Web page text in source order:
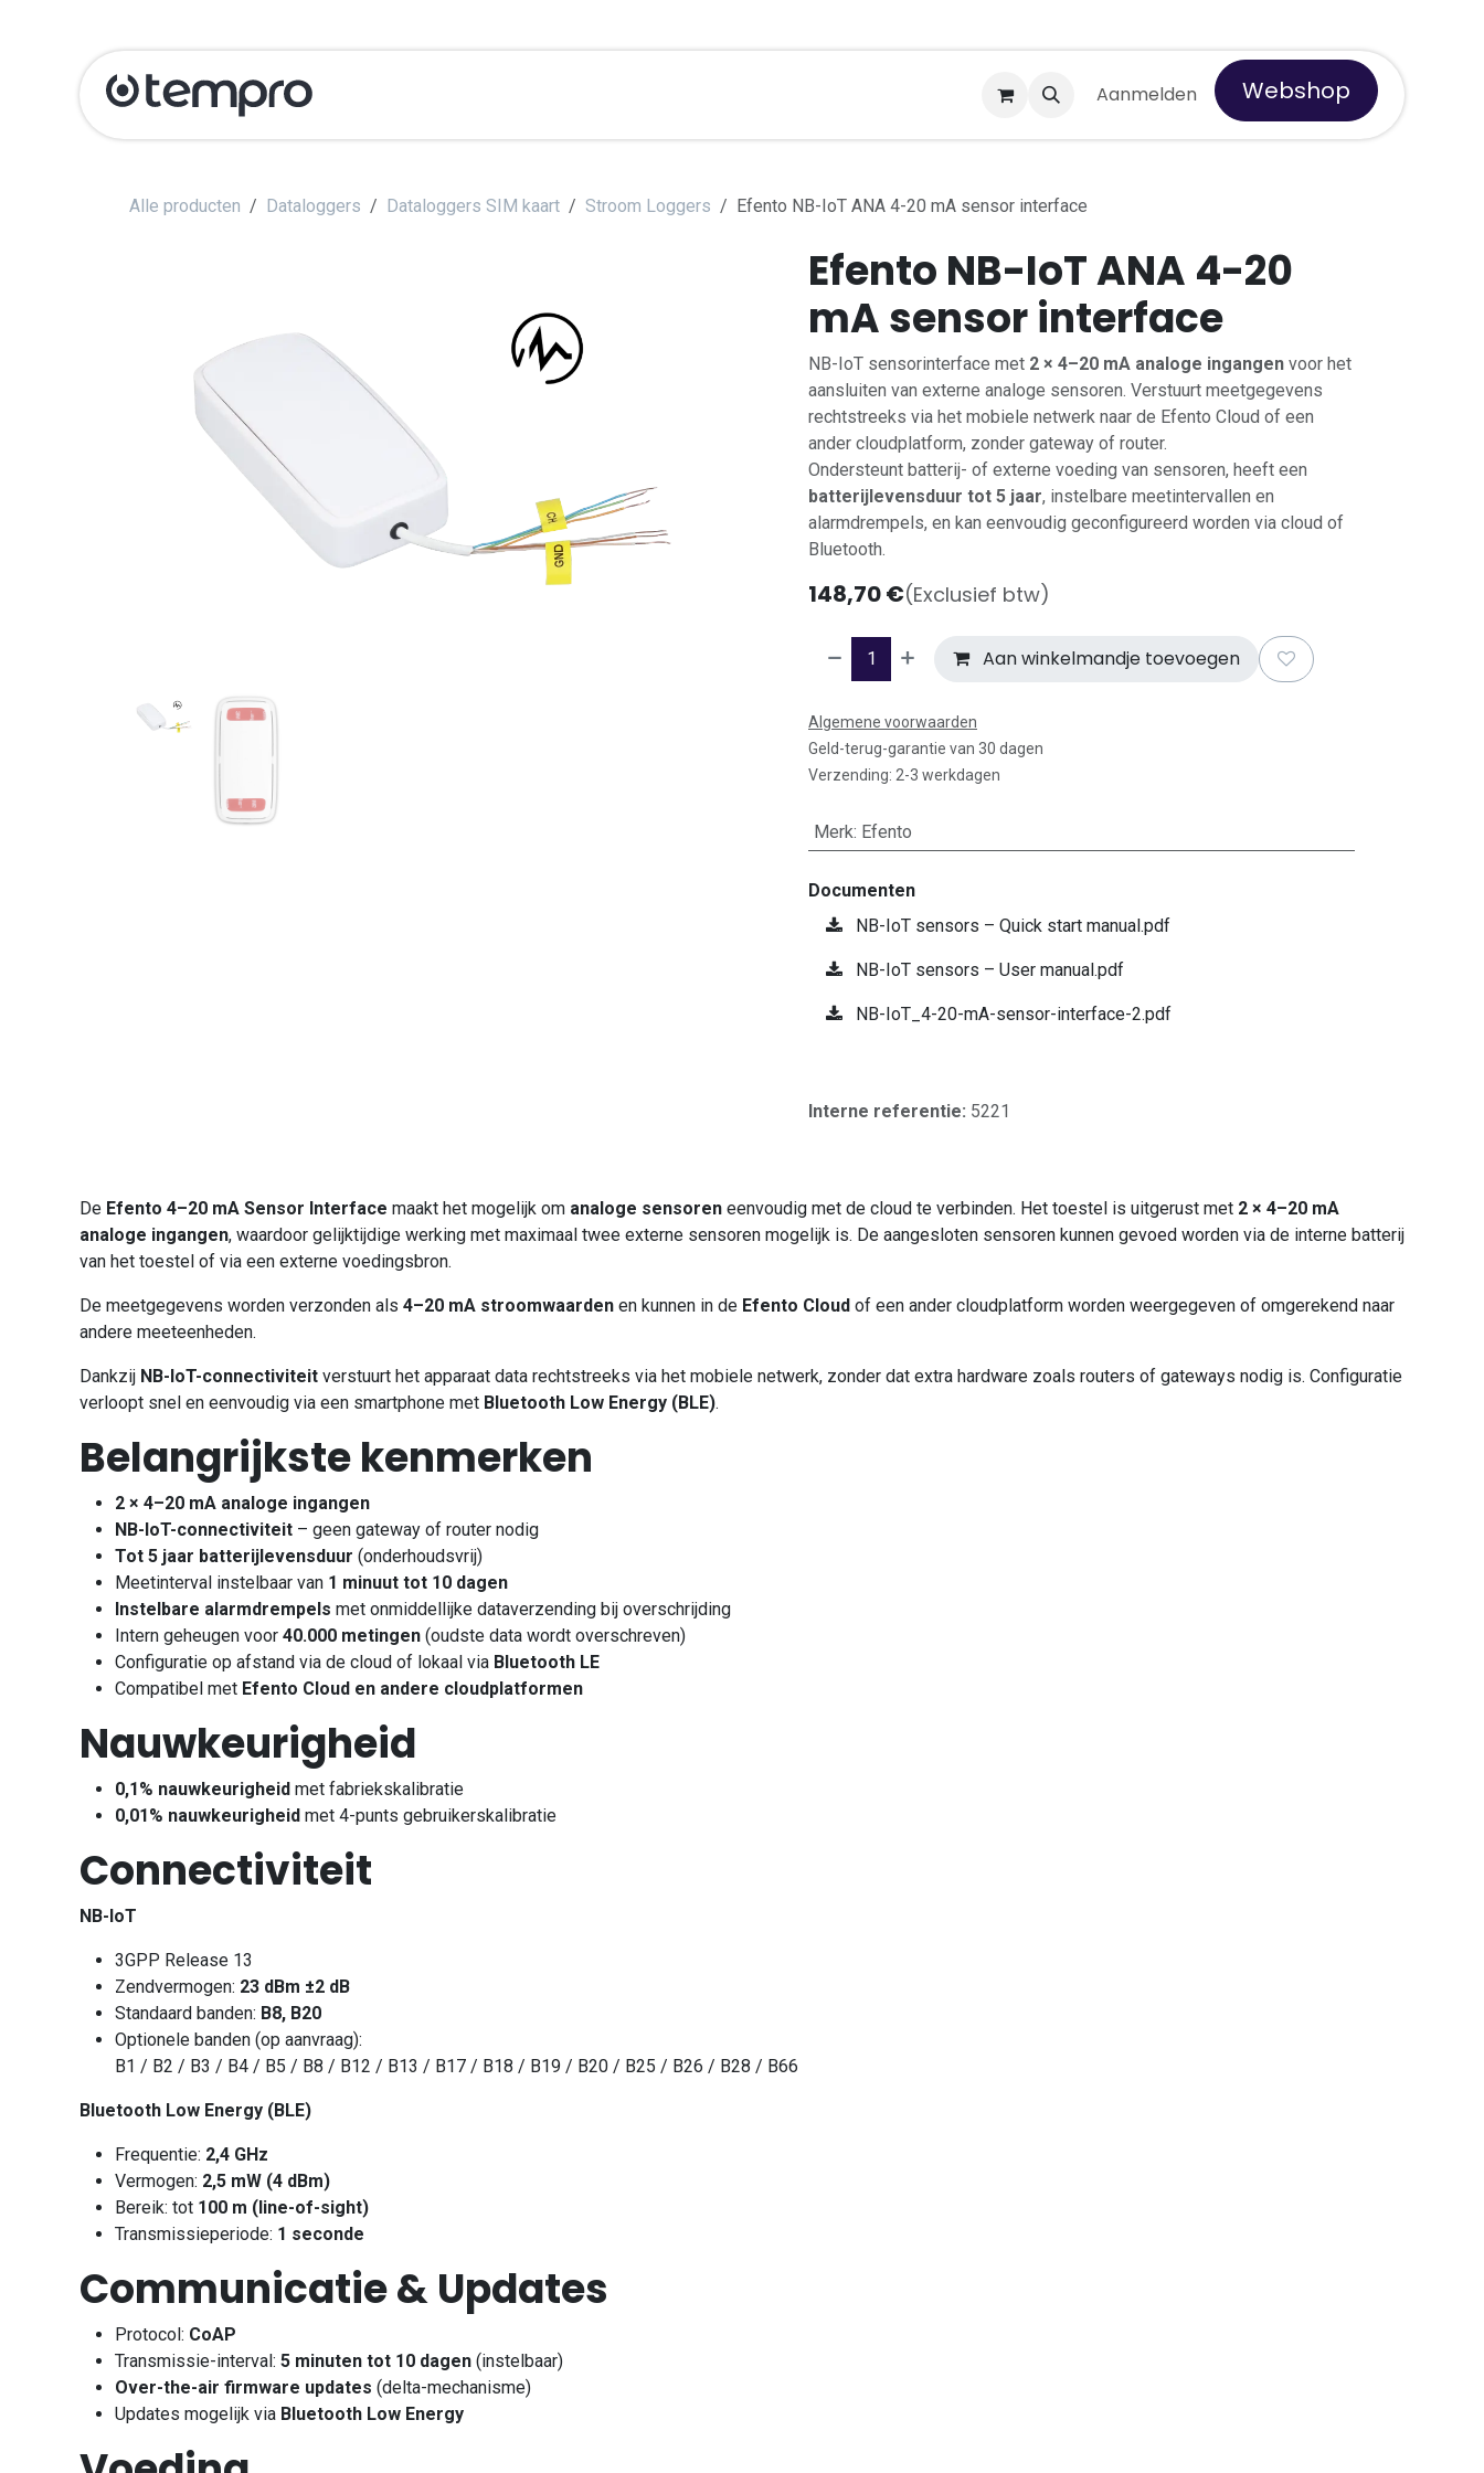
Overslaan naar inhoud
Over Tempro Aanmelden Webshop
Alle producten Dataloggers Dataloggers SIM kaart Stroom Loggers Efento NB-IoT ANA 4-20 mA sensor interface
Efento NB-IoT ANA 4-20
mA sensor interface
NB-IoT sensorinterface met 2 × 4–20 mA analoge ingangen voor het
aansluiten van externe analoge sensoren. Verstuurt meetgegevens
rechtstreeks via het mobiele netwerk naar de Efento Cloud of een
ander cloudplatform, zonder gateway of router.
Ondersteunt batterij- of externe voeding van sensoren, heeft een
batterijlevensduur tot 5 jaar, instelbare meetintervallen en
alarmdrempels, en kan eenvoudig geconfigureerd worden via cloud of
Bluetooth.
148,70€(Exclusief btw)
Aan winkelmandje toevoegen
Algemene voorwaarden
Geld-terug-garantie van 30 dagen
Verzending: 2-3 werkdagen
Merk: Efento
Documenten
NB-IoT sensors – Quick start manual.pdf
NB-IoT sensors – User manual.pdf
NB-IoT_4-20-mA-sensor-interface-2.pdf
Interne referentie: 5221
De Efento 4–20 mA Sensor Interface maakt het mogelijk om analoge sensoren eenvoudig met de cloud te verbinden. Het toestel is uitgerust met 2 × 4–20 mA
analoge ingangen, waardoor gelijktijdige werking met maximaal twee externe sensoren mogelijk is. De aangesloten sensoren kunnen gevoed worden via de interne batterij
van het toestel of via een externe voedingsbron.
De meetgegevens worden verzonden als 4–20 mA stroomwaarden en kunnen in de Efento Cloud of een ander cloudplatform worden weergegeven of omgerekend naar
andere meeteenheden.
Dankzij NB-IoT-connectiviteit verstuurt het apparaat data rechtstreeks via het mobiele netwerk, zonder dat extra hardware zoals routers of gateways nodig is. Configuratie
verloopt snel en eenvoudig via een smartphone met Bluetooth Low Energy (BLE).
Belangrijkste kenmerken
2 × 4–20 mA analoge ingangen
NB-IoT-connectiviteit – geen gateway of router nodig
Tot 5 jaar batterijlevensduur (onderhoudsvrij)
Meetinterval instelbaar van 1 minuut tot 10 dagen
Instelbare alarmdrempels met onmiddellijke dataverzending bij overschrijding
Intern geheugen voor 40.000 metingen (oudste data wordt overschreven)
Configuratie op afstand via de cloud of lokaal via Bluetooth LE
Compatibel met Efento Cloud en andere cloudplatformen
Nauwkeurigheid
0,1% nauwkeurigheid met fabriekskalibratie
0,01% nauwkeurigheid met 4-punts gebruikerskalibratie
Connectiviteit
NB-IoT
3GPP Release 13
Zendvermogen: 23 dBm ±2 dB
Standaard banden: B8, B20
Optionele banden (op aanvraag):
B1 / B2 / B3 / B4 / B5 / B8 / B12 / B13 / B17 / B18 / B19 / B20 / B25 / B26 / B28 / B66
Bluetooth Low Energy (BLE)
Frequentie: 2,4 GHz
Vermogen: 2,5 mW (4 dBm)
Bereik: tot 100 m (line-of-sight)
Transmissieperiode: 1 seconde
Communicatie & Updates
Protocol: CoAP
Transmissie-interval: 5 minuten tot 10 dagen (instelbaar)
Over-the-air firmware updates (delta-mechanisme)
Updates mogelijk via Bluetooth Low Energy